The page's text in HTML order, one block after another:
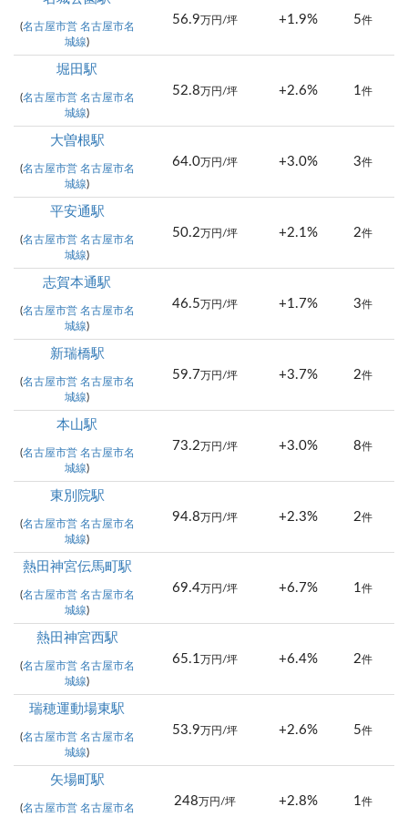
(名古屋市営 名古屋市名
城線)
56.9万円/坪 +1.9% 5件
堀田駅
(名古屋市営 名古屋市名
城線)
52.8万円/坪 +2.6% 1件
大曽根駅
(名古屋市営 名古屋市名
城線)
64.0万円/坪 +3.0% 3件
平安通駅
(名古屋市営 名古屋市名
城線)
50.2万円/坪 +2.1% 2件
志賀本通駅
(名古屋市営 名古屋市名
城線)
46.5万円/坪 +1.7% 3件
新瑞橋駅
(名古屋市営 名古屋市名
城線)
59.7万円/坪 +3.7% 2件
本山駅
(名古屋市営 名古屋市名
城線)
73.2万円/坪 +3.0% 8件
東別院駅
(名古屋市営 名古屋市名
城線)
94.8万円/坪 +2.3% 2件
熱田神宮伝馬町駅
(名古屋市営 名古屋市名
城線)
69.4万円/坪 +6.7% 1件
熱田神宮西駅
(名古屋市営 名古屋市名
城線)
65.1万円/坪 +6.4% 2件
瑞穂運動場東駅
(名古屋市営 名古屋市名
城線)
53.9万円/坪 +2.6% 5件
矢場町駅
(名古屋市営 名古屋市名
248万円/坪 +2.8% 1件